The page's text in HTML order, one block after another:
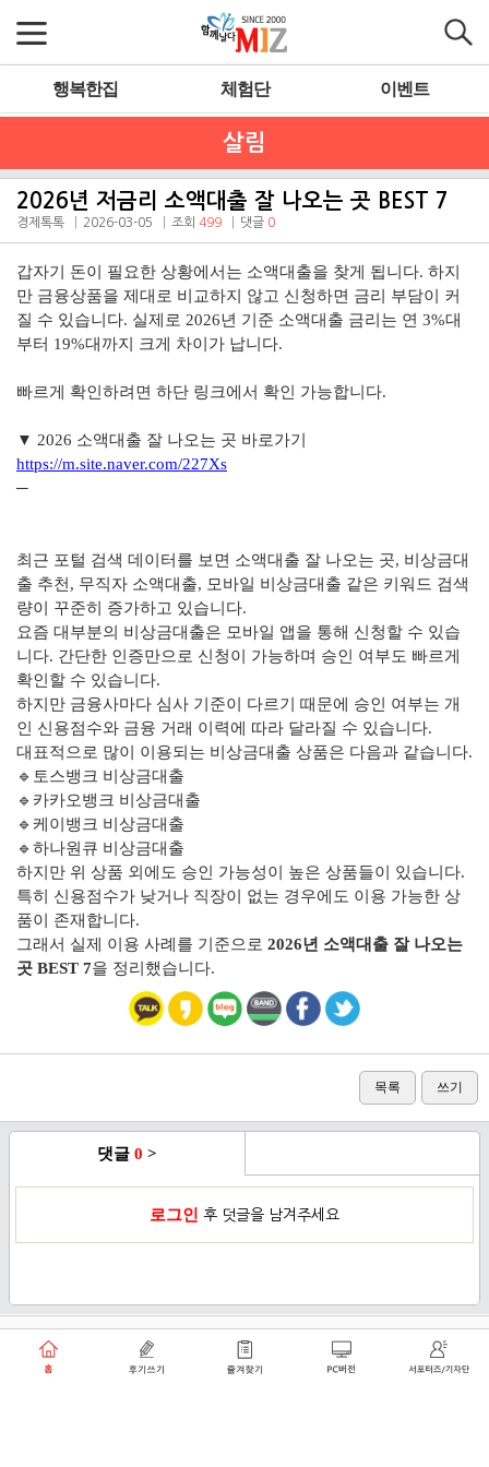
행복한집 체험단 이벤트
살림
2026년 저금리 소액대출 잘 나오는 곳 BEST 7
경제톡톡 2026-03-05 조회 499 댓글 0
갑자기 돈이 필요한 상황에서는 소액대출을 찾게 됩니다. 하지
만 금융상품을 제대로 비교하지 않고 신청하면 금리 부담이 커
질 수 있습니다. 실제로 2026년 기준 소액대출 금리는 연 3%대
부터 19%대까지 크게 차이가 납니다.
빠르게 확인하려면 하단 링크에서 확인 가능합니다.
▼ 2026 소액대출 잘 나오는 곳 바로가기
https://m.site.naver.com/227Xs
─
최근 포털 검색 데이터를 보면 소액대출 잘 나오는 곳, 비상금대
출 추천, 무직자 소액대출, 모바일 비상금대출 같은 키워드 검색
량이 꾸준히 증가하고 있습니다.
요즘 대부분의 비상금대출은 모바일 앱을 통해 신청할 수 있습
니다. 간단한 인증만으로 신청이 가능하며 승인 여부도 빠르게
확인할 수 있습니다.
하지만 금융사마다 심사 기준이 다르기 때문에 승인 여부는 개
인 신용점수와 금융 거래 이력에 따라 달라질 수 있습니다.
대표적으로 많이 이용되는 비상금대출 상품은 다음과 같습니다.
🔹토스뱅크 비상금대출
🔹카카오뱅크 비상금대출
🔹케이뱅크 비상금대출
🔹하나원큐 비상금대출
하지만 위 상품 외에도 승인 가능성이 높은 상품들이 있습니다.
특히 신용점수가 낮거나 직장이 없는 경우에도 이용 가능한 상
품이 존재합니다.
그래서 실제 이용 사례를 기준으로 2026년 소액대출 잘 나오는
곳 BEST 7을 정리했습니다.
목록 쓰기
댓글 0 >
로그인 후 덧글을 남겨주세요
개인정보취급방침 로그인
쑥쑥플래닛 주식회사 대표이사 : 천선아